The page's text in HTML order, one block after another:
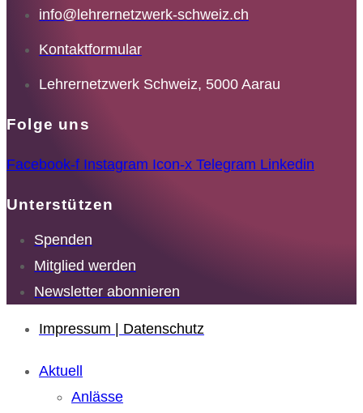
info@lehrernetzwerk-schweiz.ch
Kontaktformular
Lehrernetzwerk Schweiz, 5000 Aarau
Folge uns
Facebook-f Instagram Icon-x Telegram Linkedin
Unterstützen
Spenden
Mitglied werden
Newsletter abonnieren
Impressum | Datenschutz
Aktuell
Anlässe